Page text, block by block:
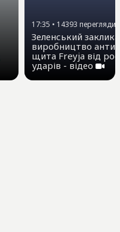
17:35 • 14393 перегляди
Зеленський
виробництво
щита Freyja від
ударів - відео